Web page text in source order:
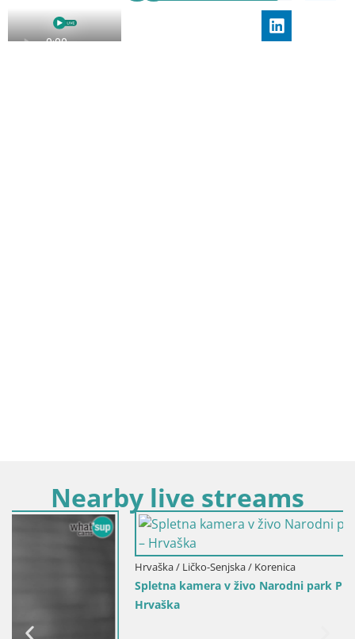
Nearby live streams
Hrvaška / Ličko-Senjska / Korenica
Spletna kamera v živo Narodni park Plitvička jezera –